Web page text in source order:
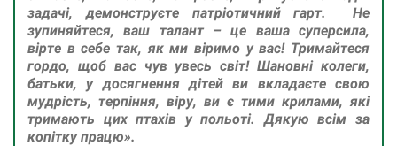
задачі, демонструєте патріотичний гарт. Не
зупиняйтеся, ваш талант – це ваша суперсила,
вірте в себе так, як ми віримо у вас! Тримайтеся
гордо, щоб вас чув увесь світ! Шановні колеги,
батьки, у досягнення дітей ви вкладаєте свою
мудрість, терпіння, віру, ви є тими крилами, які
тримають цих птахів у польоті. Дякую всім за
копітку працю».